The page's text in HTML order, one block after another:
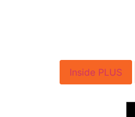
Inside PLUS